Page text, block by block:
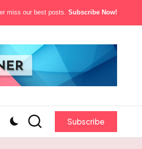
miss our best posts. Subscribe Now!
Subscribe